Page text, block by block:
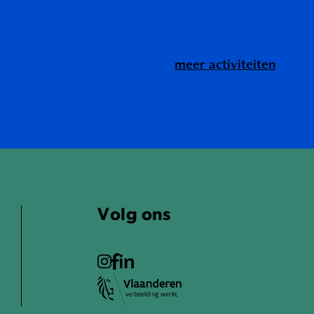
meer activiteiten
Volg ons